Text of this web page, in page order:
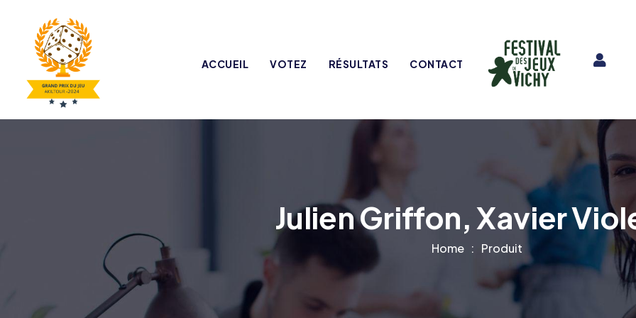
ACCUEIL VOTEZ RÉSULTATS CONTACT
Julien Griffon, Xavier
Home Produit